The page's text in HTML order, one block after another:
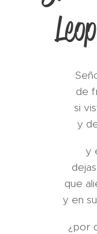
de
si
y
y
que
y en
¿por